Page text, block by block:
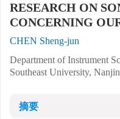
RESEARCH ON
CONCERNING
CHEN Sheng-jun
Department of Instrument
Southeast University,
摘要